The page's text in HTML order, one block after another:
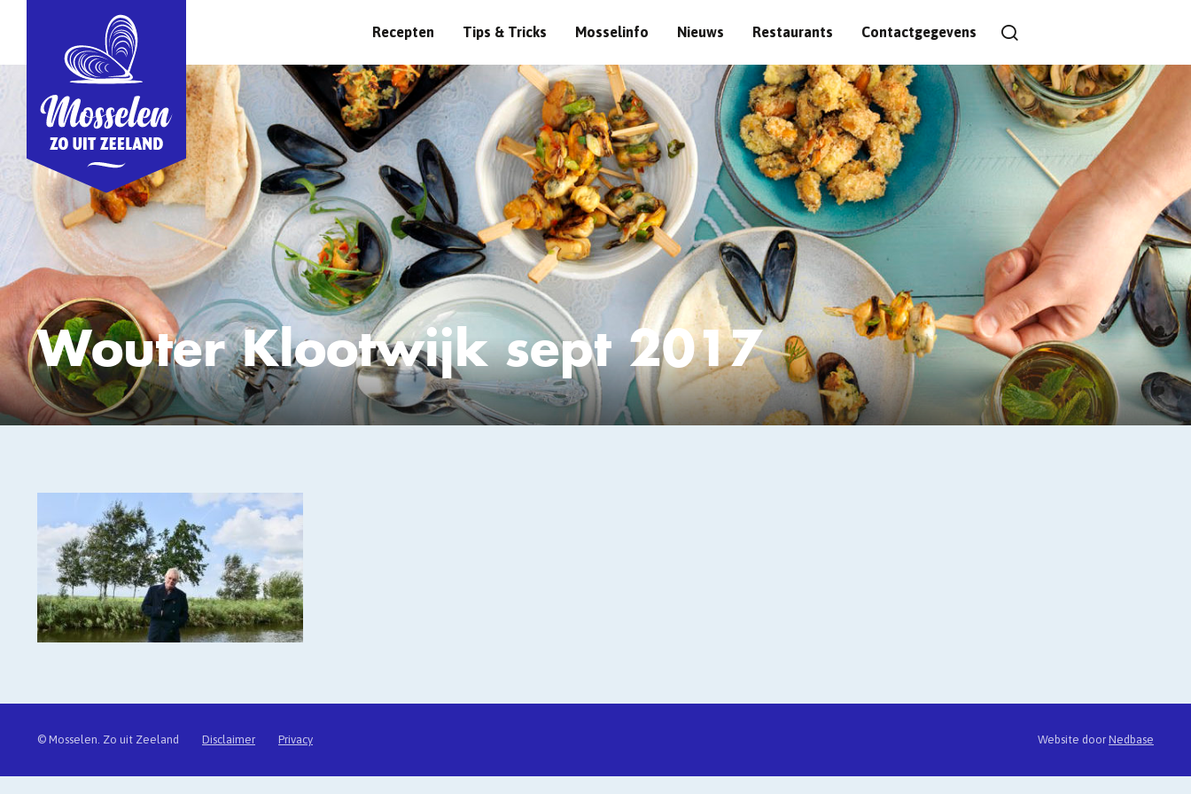
Recepten Tips & Tricks Mosselinfo Nieuws Restaurants Contactgegevens
Wouter Klootwijk sept 2017
© Mosselen. Zo uit Zeeland Disclaimer Privacy Website door Nedbase